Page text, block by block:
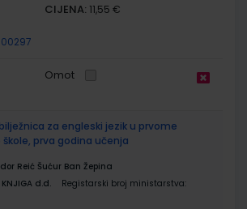
CIJENA: 11,55 €
Omot
bilježnica za engleski jezik u prvome
prva godina učenja
Reić Šućur Ban Žepina
KNJIGA d.d.
Registarski broj ministarstva: